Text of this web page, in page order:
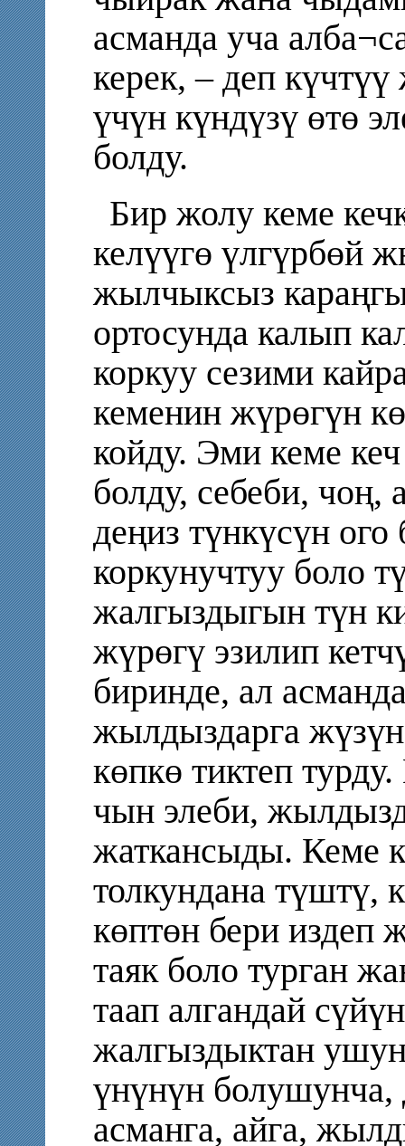
асманда уча
керек, – деп
үчүн күндүзү өтө
болду.
Бир жолу кеме
келүүгө үлгүрбөй
жылчыксыз
ортосунда калып
коркуу сезими
кеменин жүрөгүн
койду. Эми кеме
болду, себеби, чоң,
деңиз түнкүсүн
коркунучтуу боло
жалгыздыгын түн
жүрөгү эзилип
биринде, ал
жылдыздарга жүзүн
көпкө тиктеп
чын элеби,
жаткансыды. Кеме
толкундана түштү,
көптөн бери издеп
таяк боло турган
таап алгандай
жалгыздыктан
үнүнүн
асманга, айга,